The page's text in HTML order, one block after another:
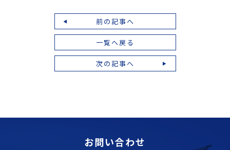
前の記事へ
一覧へ戻る
次の記事へ
お問い合わせ